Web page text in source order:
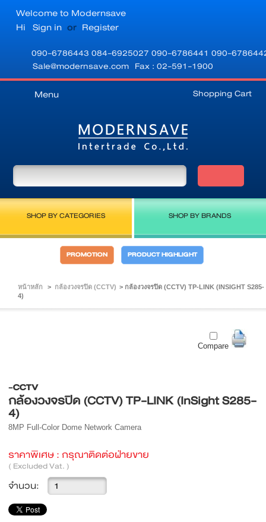
Welcome to Modernsave
Hi Sign in or Register
090-6786443 084-6925027 090-6786441 090-
Sale@modernsave.com Fax : 02-591-1900
Shopping Cart
Menu
SHOP BY CATEGORIES SHOP BY BRANDS
PROMOTION PRODUCT HIGHLIGHT
หน้าหลัก > กล้องวงจรปิด (CCTV) > กล้องวงจรปิด (CCTV) TP-LINK (INSIGHT S285-
4)
Compare
-CCTV
กล้องวงจรปิด (CCTV) TP-LINK (InSight S285-
4)
8MP Full-Color Dome Network Camera
ราคาพิเศษ : กรุณาติดต่อฝ่ายขาย
( Excluded Vat. )
จำนวน: